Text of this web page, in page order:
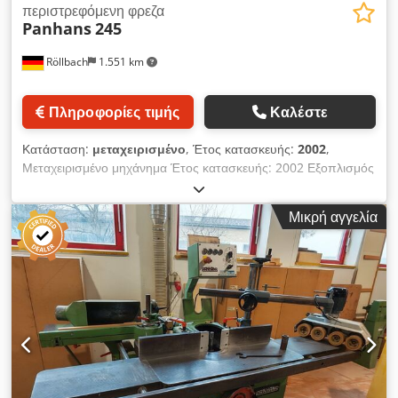
Röllbach 1.551 km
περιστρεφόμενη φρεζα
Panhans245
Πληροφορίες τιμής Καλέστε
Κατάσταση: μεταχειρισμένο, Έτος κατασκευής: 2002,
Μεταχειρισμένο μηχάνημα Έτος κατασκευής: 2002 Εξοπλισμός
και τεχνικά χαρακτηριστικά: - Οθόνη χειρισμού στο άνω τμήμα
του πίνακα ελέγχου - Ο πίνακας ελέγχου περιστρέφεται και
επεκτείνεται - Περιστρεφόμενος άξονας φρεζαρίσματος -
Περιοχή περιστροφής του άξονα φρεζαρίσματος: +/- 45° -
Διαδρομή του άξονα φρεζαρίσματος: 150 mm - Σύστημα
γρήγορης αλλαγής εργαλείων φρεζαρίσματος HSK80 - Κώνος
φρεζαρίσματος 30 mm - Ηλεκτρομηχανική ασφάλιση άξονα -
Στήριγμα πλαισίου 1340 mm στον πίνακα του μηχανήματος,
επεκτεινόμενο κατά περίπου 700 mm - Επέκταση πίνακα στη
δεξιά πλευρά Dodszk N Sbepfx Al Sswa - Επέκταση πίνακα
στην αριστερή πλευρά - Σύστημα τοποθέτησης 2 αξόνων για
ρύθμιση ύψους και περιστροφής, ψηφιακές ενδείξεις LED -
Μικρή αγγελία